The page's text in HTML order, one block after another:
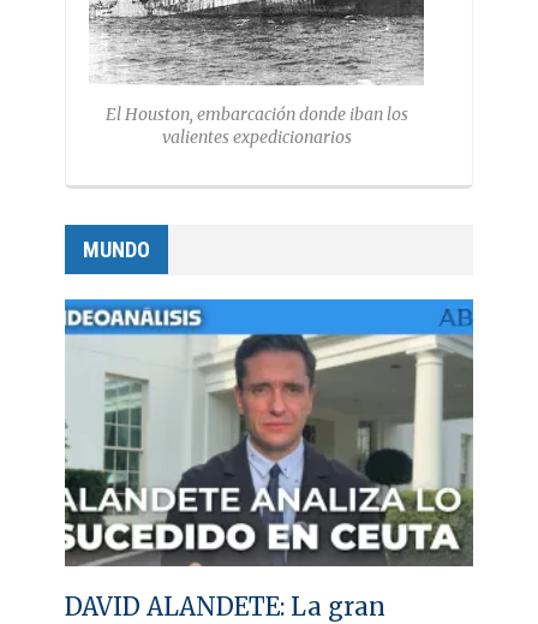
El Houston, embarcación donde iban los
valientes expedicionarios
MUNDO
DAVID ALANDETE: La gran